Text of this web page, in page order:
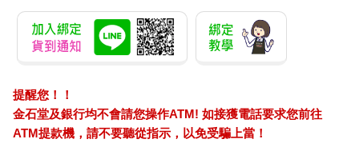
提醒您！！
金石堂及銀行均不會請您操作ATM! 如接獲電話要求您前往
ATM提款機，請不要聽從指示，以免受騙上當！